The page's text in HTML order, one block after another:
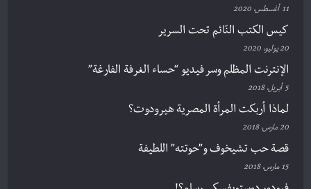
11 أغسطس، 2020
كيس الكتب النّائم تحت السرير
20 يوليو، 2020
الإنترنت المظلم وسر فيديو “حساء الغرفة الفارغة”
5 أبريل، 2018
لماذا أربكت المرأة المصرية هيرودوت؟
20 مارس، 2018
قصة حب تشيخوف و”حوتته” اللطيفة
15 مارس، 2018